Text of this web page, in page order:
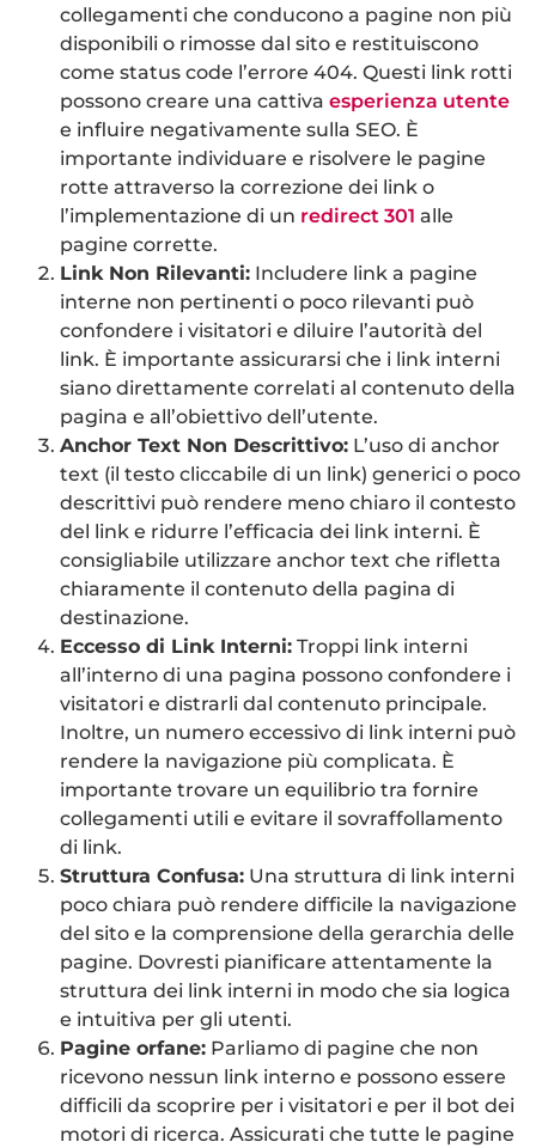
collegamenti che conducono a pagine non più
disponibili o rimosse dal sito e restituiscono
come status code l’errore 404. Questi link rotti
possono creare una cattiva esperienza utente
e influire negativamente sulla SEO. È
importante individuare e risolvere le pagine
rotte attraverso la correzione dei link o
l’implementazione di un redirect 301 alle
pagine corrette.
Link Non Rilevanti: Includere link a pagine
interne non pertinenti o poco rilevanti può
confondere i visitatori e diluire l’autorità del
link. È importante assicurarsi che i link interni
siano direttamente correlati al contenuto della
pagina e all’obiettivo dell’utente.
Anchor Text Non Descrittivo: L’uso di anchor
text (il testo cliccabile di un link) generici o poco
descrittivi può rendere meno chiaro il contesto
del link e ridurre l’efficacia dei link interni. È
consigliabile utilizzare anchor text che rifletta
chiaramente il contenuto della pagina di
destinazione.
Eccesso di Link Interni: Troppi link interni
all’interno di una pagina possono confondere i
visitatori e distrarli dal contenuto principale.
Inoltre, un numero eccessivo di link interni può
rendere la navigazione più complicata. È
importante trovare un equilibrio tra fornire
collegamenti utili e evitare il sovraffollamento
di link.
Struttura Confusa: Una struttura di link interni
poco chiara può rendere difficile la navigazione
del sito e la comprensione della gerarchia delle
pagine. Dovresti pianificare attentamente la
struttura dei link interni in modo che sia logica
e intuitiva per gli utenti.
Pagine orfane: Parliamo di pagine che non
ricevono nessun link interno e possono essere
difficili da scoprire per i visitatori e per il bot dei
motori di ricerca. Assicurati che tutte le pagine